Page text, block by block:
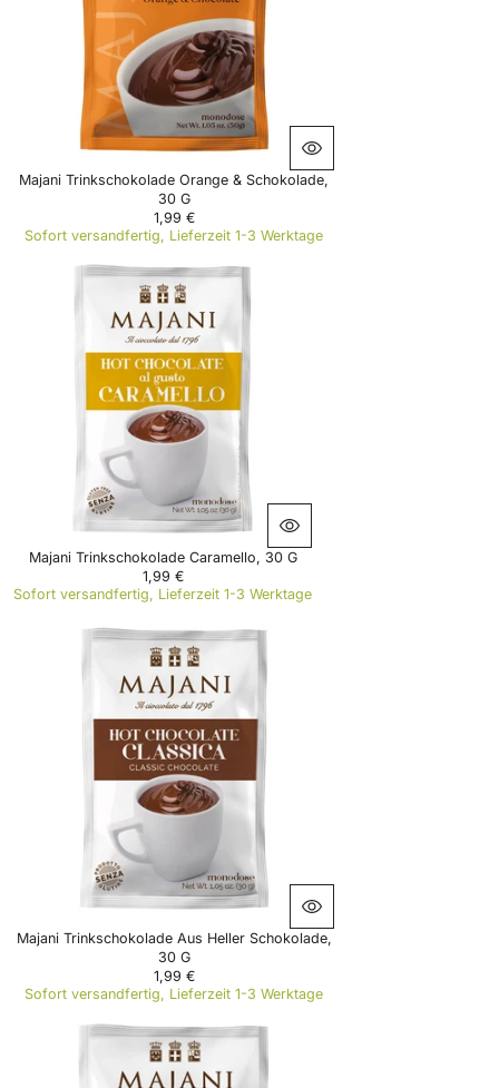
E
1
,
9
Majani Trinkschokolade Orange & Schokolade,
30 G
R
E
G
U
A
R
P
R
I
C
E
9
€
1,99 €
Sofort versandfertig, Lieferzeit 1-3 Werktage
Majani Trinkschokolade Caramello, 30 G
R
E
U
A
R
P
R
I
C
E
1
9
1,99 €
Sofort versandfertig, Lieferzeit 1-3 Werktage
Majani Trinkschokolade Aus Heller Schokolade,
30 G
R
E
U
L
A
1,99 €
Sofort versandfertig, Lieferzeit 1-3 Werktage